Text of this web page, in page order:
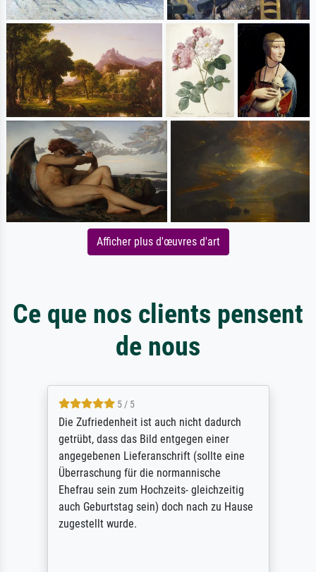
Afficher plus d'œuvres d'art
Ce que nos clients pensent
de nous
5 / 5
Die Zufriedenheit ist auch nicht dadurch
getrübt, dass das Bild entgegen einer
angegebenen Lieferanschrift (sollte eine
Überraschung für die normannische
Ehefrau sein zum Hochzeits- gleichzeitig
auch Geburtstag sein) doch nach zu Hause
zugestellt wurde.